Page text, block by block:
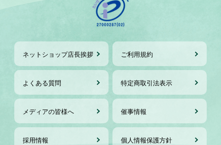
ネットショップ店長挨拶 ご利用規約
よくある質問 特定商取引法表示
メディアの皆様へ 催事情報
採用情報 個人情報保護方針